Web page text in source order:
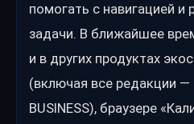
помогать с навигацией
задачи. В ближайшее
и в других продуктах
(включая все редакции —
BUSINESS), браузере